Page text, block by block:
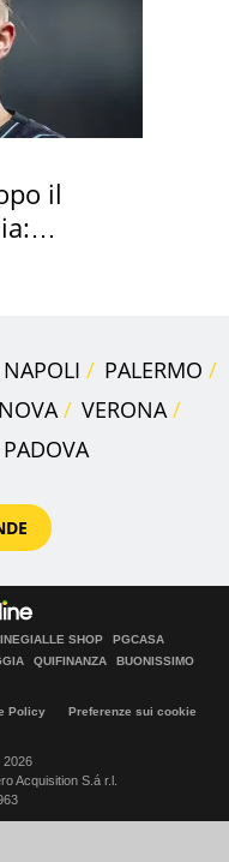
il
NAPOLI
PALERMO
VERONA
PADOVA
SHOP
PGCASA
QUIFINANZA
BUONISSIMO
Policy
Preferenze sui cookie
2026
Acquisition S.á r.l.